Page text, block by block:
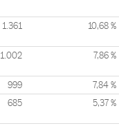
1.361 10,68 %
1.002 7,86 %
999 7,84 %
685 5,37 %